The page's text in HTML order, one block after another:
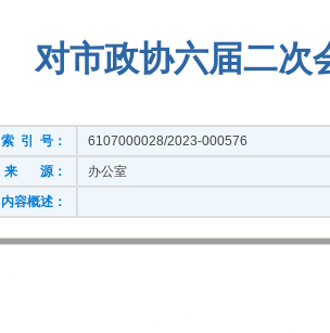
对市政协六届二次
索 引 号： 6107000028/2023-000576
来 源：
办公室
内容概述：